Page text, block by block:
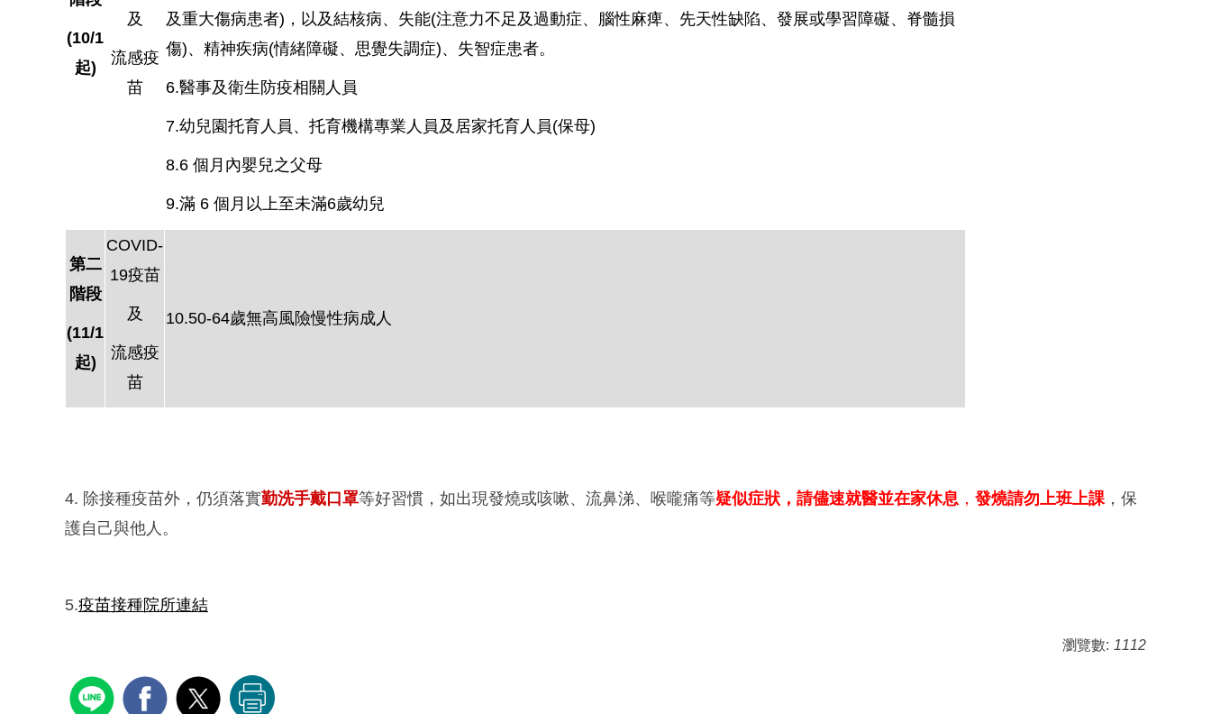
(10/1
起)
及
流感疫
苗
及重大傷病患者)，以及結核病、失能(注意力不足及過動症、腦性麻痺、先天性缺陷、發展或學習障礙、脊髓損
傷)、精神疾病(情緒障礙、思覺失調症)、失智症患者。
6.醫事及衛生防疫相關人員
7.幼兒園托育人員、托育機構專業人員及居家托育人員(保母)
8.6 個月內嬰兒之父母
9.滿 6 個月以上至未滿6歲幼兒
第二
階段
(11/1
起)
COVID-
19疫苗
及
流感疫
苗
10.50-64歲無高風險慢性病成人
4. 除接種疫苗外，仍須落實勤洗手戴口罩等好習慣，如出現發燒或咳嗽、流鼻涕、喉嚨痛等疑似症狀，請儘速就醫並在家休息 ， 發燒請勿上班上課，保
護自己與他人。
5.疫苗接種院所連結
瀏覽數: 1112